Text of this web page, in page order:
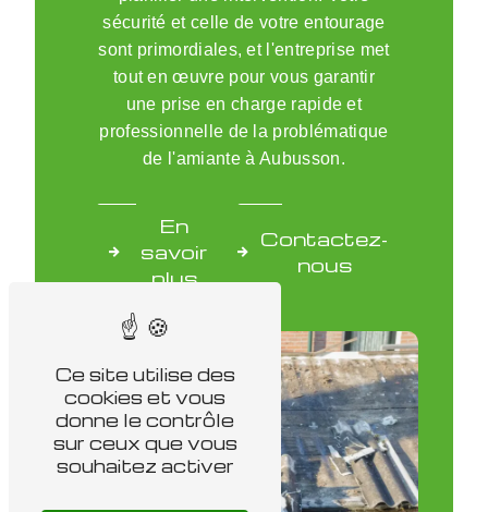
sécurité et celle de votre entourage
sont primordiales, et l'entreprise met
tout en œuvre pour vous garantir
une prise en charge rapide et
professionnelle de la problématique
de l'amiante à Aubusson.
En
savoir
plus
Contactez-
nous
Ce site utilise des
cookies et vous
donne le contrôle
sur ceux que vous
souhaitez activer